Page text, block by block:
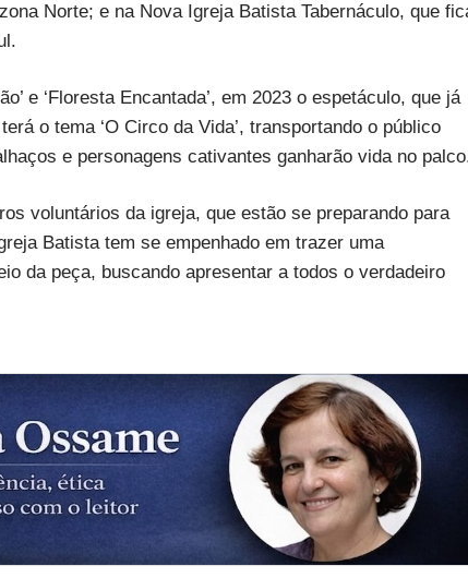
Norte; e na Nova Igreja Batista Tabernáculo, que
e ‘Floresta Encantada’, em 2023 o espetáculo, que já
o tema ‘O Circo da Vida’, transportando o público
e personagens cativantes ganharão vida no
voluntários da igreja, que estão se preparando para
Batista tem se empenhado em trazer uma
da peça, buscando apresentar a todos o verdadeiro